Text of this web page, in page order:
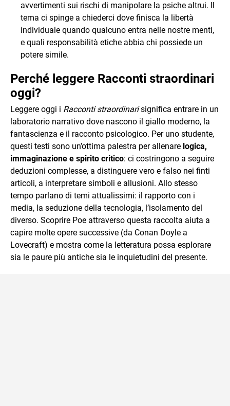
avvertimenti sui rischi di manipolare la psiche altrui. Il
tema ci spinge a chiederci dove finisca la libertà
individuale quando qualcuno entra nelle nostre menti,
e quali responsabilità etiche abbia chi possiede un
potere simile.
Perché leggere Racconti straordinari
oggi?
Leggere oggi i Racconti straordinarisignifica entrare in un
laboratorio narrativo dove nascono il giallo moderno, la
fantascienza e il racconto psicologico. Per uno studente,
questi testi sono un’ottima palestra per allenare logica,
immaginazione e spirito critico: ci costringono a seguire
deduzioni complesse, a distinguere vero e falso nei finti
articoli, a interpretare simboli e allusioni. Allo stesso
tempo parlano di temi attualissimi: il rapporto con i
media, la seduzione della tecnologia, l’isolamento del
diverso. Scoprire Poe attraverso questa raccolta aiuta a
capire molte opere successive (da Conan Doyle a
Lovecraft) e mostra come la letteratura possa esplorare
sia le paure più antiche sia le inquietudini del presente.